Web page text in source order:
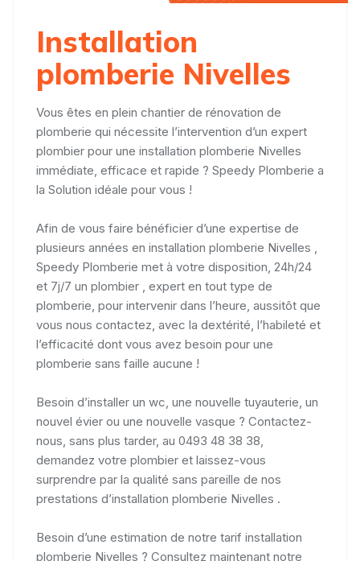
Installation
plomberie Nivelles
Vous êtes en plein chantier de rénovation de
plomberie qui nécessite l’intervention d’un expert
plombier pour une installation plomberie Nivelles
immédiate, efficace et rapide ? Speedy Plomberie a
la Solution idéale pour vous !
Afin de vous faire bénéficier d’une expertise de
plusieurs années en installation plomberie Nivelles ,
Speedy Plomberie met à votre disposition, 24h/24
et 7j/7 un plombier , expert en tout type de
plomberie, pour intervenir dans l’heure, aussitôt que
vous nous contactez, avec la dextérité, l’habileté et
l’efficacité dont vous avez besoin pour une
plomberie sans faille aucune !
Besoin d’installer un wc, une nouvelle tuyauterie, un
nouvel évier ou une nouvelle vasque ? Contactez-
nous, sans plus tarder, au 0493 48 38 38,
demandez votre plombier et laissez-vous
surprendre par la qualité sans pareille de nos
prestations d’installation plomberie Nivelles .
Besoin d’une estimation de notre tarif installation
plomberie Nivelles ? Consultez maintenant notre